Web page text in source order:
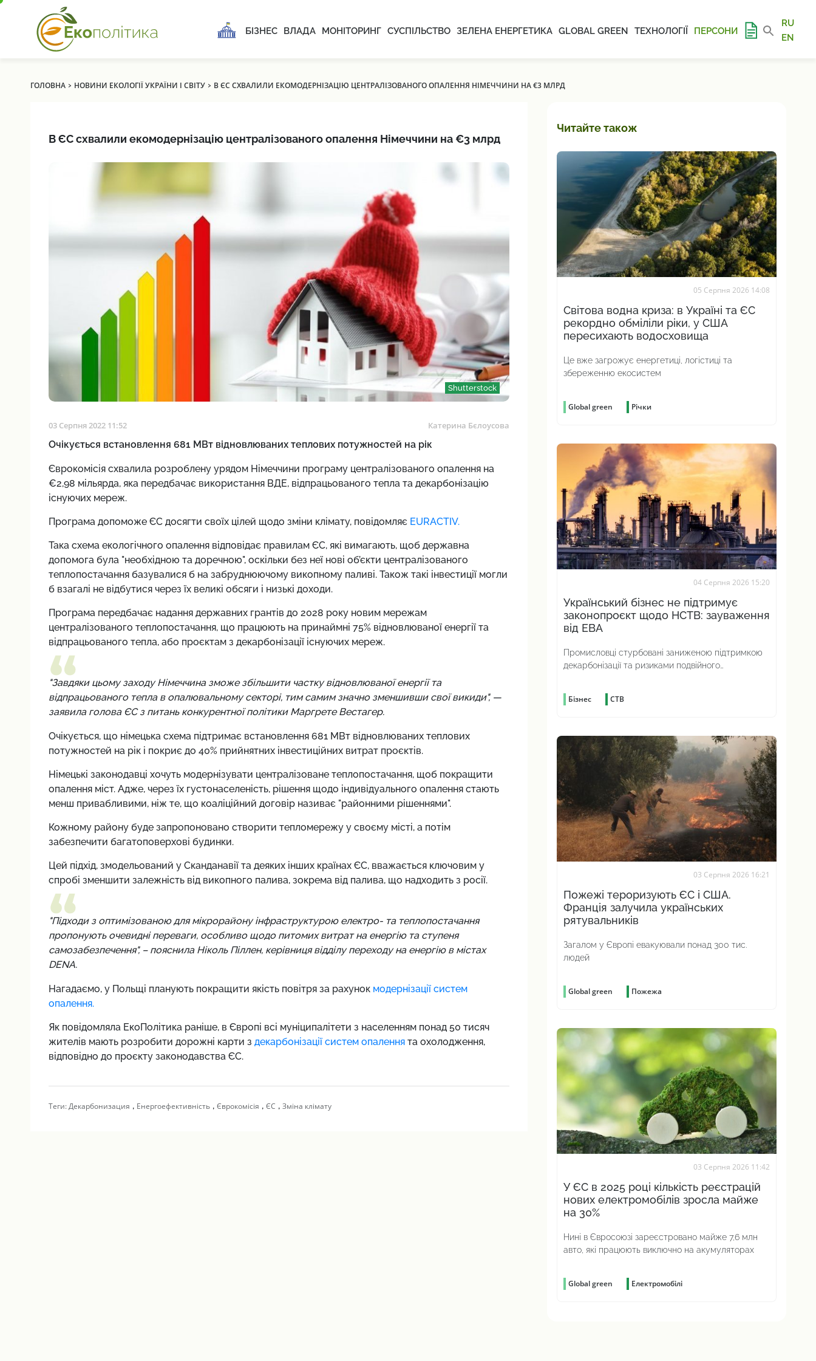
БІЗНЕС ВЛАДА МОНІТОРИНГ СУСПІЛЬСТВО ЗЕЛЕНА ЕНЕРГЕТИКА GLOBAL GREEN ТЕХНОЛОГІЇ ПЕРСОНИ
RU
EN
ГОЛОВНА› НОВИНИ ЕКОЛОГІЇ УКРАЇНИ І СВІТУ› В ЄС СХВАЛИЛИ ЕКОМОДЕРНІЗАЦІЮ ЦЕНТРАЛІЗОВАНОГО ОПАЛЕННЯ НІМЕЧЧИНИ НА €3 МЛРД
В ЄС схвалили екомодернізацію централізованого опалення Німеччини на €3 млрд
Shutterstock
03 Серпня 2022 11:52 Катерина Бєлоусова
Очікується встановлення 681 МВт відновлюваних теплових потужностей на рік
Єврокомісія схвалила розроблену урядом Німеччини програму централізованого опалення на
€2,98 мільярда, яка передбачає використання ВДЕ, відпрацьованого тепла та декарбонізацію
існуючих мереж.
Програма допоможе ЄС досягти своїх цілей щодо зміни клімату, повідомляє EURACTIV.
Така схема екологічного опалення відповідає правилам ЄС, які вимагають, щоб державна
допомога була "необхідною та доречною", оскільки без неї нові об’єкти централізованого
теплопостачання базувалися б на забруднюючому викопному паливі. Також такі інвестиції могли
б взагалі не відбутися через їх великі обсяги і низькі доходи.
Програма передбачає надання державних грантів до 2028 року новим мережам
централізованого теплопостачання, що працюють на принаймні 75% відновлюваної енергії та
відпрацьованого тепла, або проєктам з декарбонізації існуючих мереж.
"Завдяки цьому заходу Німеччина зможе збільшити частку відновлюваної енергії та
відпрацьованого тепла в опалювальному секторі, тим самим значно зменшивши свої викиди", —
заявила голова ЄС з питань конкурентної політики Маргрете Вестагер.
Очікується, що німецька схема підтримає встановлення 681 МВт відновлюваних теплових
потужностей на рік і покриє до 40% прийнятних інвестиційних витрат проєктів.
Німецькі законодавці хочуть модернізувати централізоване теплопостачання, щоб покращити
опалення міст. Адже, через їх густонаселеність, рішення щодо індивідуального опалення стають
менш привабливими, ніж те, що коаліційний договір називає "районними рішеннями".
Кожному району буде запропоновано створити тепломережу у своєму місті, а потім
забезпечити багатоповерхові будинки.
Цей підхід, змодельований у Сканданавії та деяких інших країнах ЄС, вважається ключовим у
спробі зменшити залежність від викопного палива, зокрема від палива, що надходить з росії.
"Підходи з оптимізованою для мікрорайону інфраструктурою електро- та теплопостачання
пропонують очевидні переваги, особливо щодо питомих витрат на енергію та ступеня
самозабезпечення", – пояснила Ніколь Піллен, керівниця відділу переходу на енергію в містах
DENA.
Нагадаємо, у Польщі планують покращити якість повітря за рахунокмодернізації систем
опалення.
Як повідомляла ЕкоПолітика раніше, в Європі всі муніципалітети з населенням понад 50 тисяч
жителів мають розробити дорожні карти з декарбонізації систем опаленнята охолодження,
відповідно до проєкту законодавства ЄС.
Теги:Декарбонизация , Енергоефективність, Єврокомісія , ЄС , Зміна клімату
Читайте також
05 Серпня 2026 14:08
Світова водна криза: в Україні та ЄС
рекордно обміліли ріки, у США
пересихають водосховища
Це вже загрожує енергетиці, логістиці та
збереженню екосистем
Global green Річки
04 Серпня 2026 15:20
Український бізнес не підтримує
законопроєкт щодо НСТВ: зауваження
від ЕВА
Промисловці стурбовані заниженою підтримкою
декарбонізації та ризиками подвійного
Бізнес СТВ
03 Серпня 2026 16:21
Пожежі тероризують ЄС і США.
Франція залучила українських
рятувальників
Загалом у Європі евакуювали понад 300 тис.
людей
Global green Пожежа
03 Серпня 2026 11:42
У ЄС в 2025 році кількість реєстрацій
нових електромобілів зросла майже
на 30%
Нині в Євросоюзі зареєстровано майже 7,6 млн
авто, які працюють виключно на акумуляторах
Global green Електромобілі